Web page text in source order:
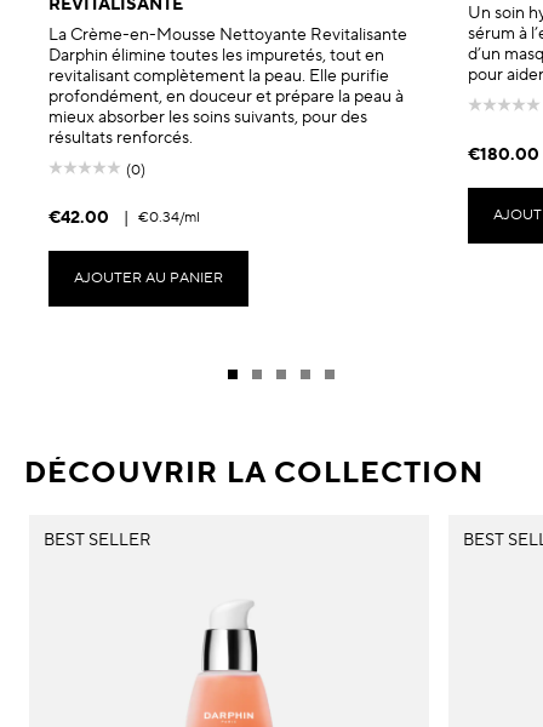
La Crème-en-Mousse Nettoyante Revitalisante
Darphin élimine toutes les impuretés, tout en
revitalisant complètement la peau. Elle purifie
profondément, en douceur et prépare la peau à
mieux absorber les soins suivants, pour des
résultats renforcés.
(0)
€42.00 | €0.34/ml
AJOUTER AU PANIER
Un soin
sérum à
d’un
pour
€180.00
DÉCOUVRIR LA COLLECTION
BEST SELLER BEST